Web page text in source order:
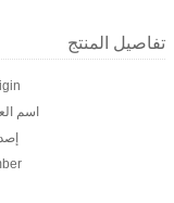
تفاصيل المنتج
اسم